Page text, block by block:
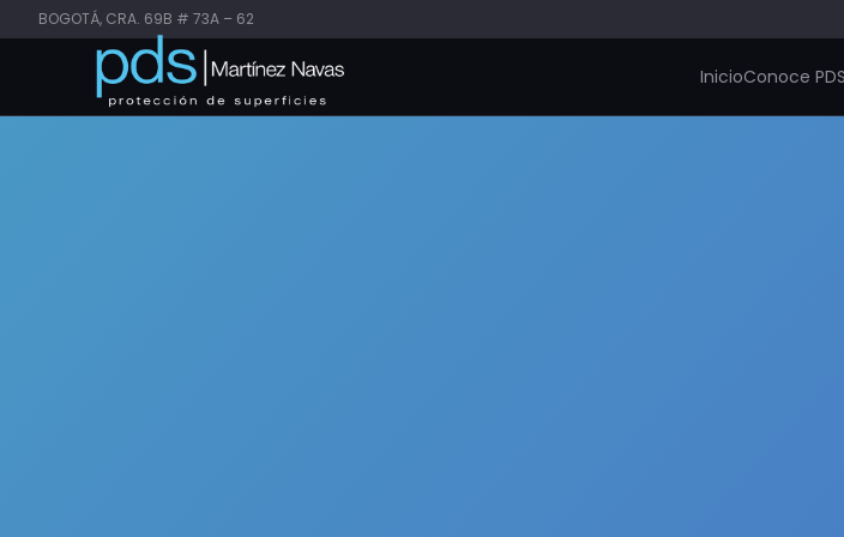
BOGOTÁ, CRA. 69B # 73A – 62
InicioConoce PDS